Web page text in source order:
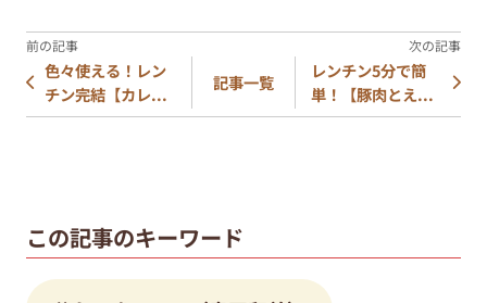
色々使える！レン
チン完結【カレ...
記事一覧
レンチン5分で簡
単！【豚肉とえ...
この記事のキーワード